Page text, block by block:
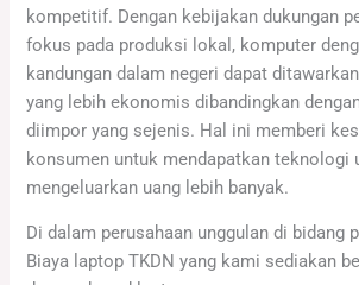
kompetitif. Dengan kebijakan dukungan
fokus pada produksi lokal, komputer
kandungan dalam negeri dapat
yang lebih ekonomis dibandingkan
diimpor yang sejenis. Hal ini memberi
konsumen untuk mendapatkan teknologi
mengeluarkan uang lebih banyak.
Di dalam perusahaan unggulan di bidang
Biaya laptop TKDN yang kami sediakan